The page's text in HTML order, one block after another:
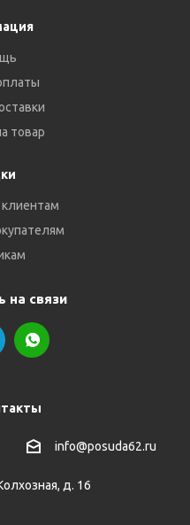
товар
на связи
info@posuda62.ru
д. 16